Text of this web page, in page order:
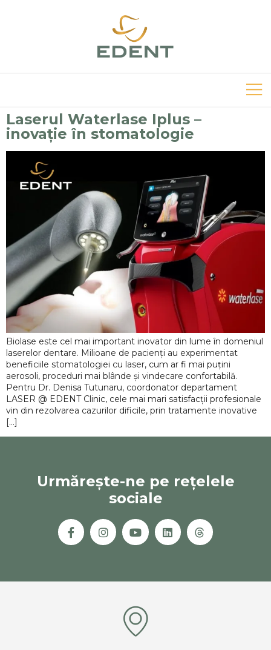
Laserul Waterlase Iplus –
inovație în stomatologie
Biolase este cel mai important inovator din lume în domeniul
laserelor dentare. Milioane de pacienți au experimentat
beneficiile stomatologiei cu laser, cum ar fi mai puțini
aerosoli, proceduri mai blânde și vindecare confortabilă.
Pentru Dr. Denisa Tutunaru, coordonator departament
LASER @ EDENT Clinic, cele mai mari satisfacții profesionale
vin din rezolvarea cazurilor dificile, prin tratamente inovative
[…]
Urmărește-ne pe rețelele
sociale